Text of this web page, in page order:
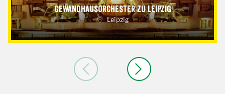
Gewandhausorchester zu Leipzig
Leipzig